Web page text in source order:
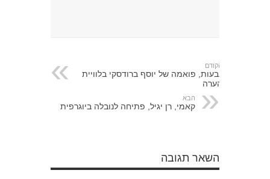
הקודם
גבעות, פואמה של יוסף ברודסקי בלוויית
הערה
הבא
קאמי, רן יגיל, פתיחה לנובלה ביוגרפית
השאר תגובה